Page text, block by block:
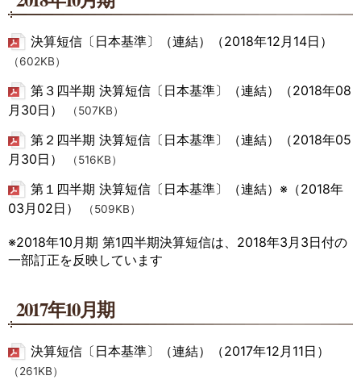
決算短信〔日本基準〕（連結）（2018年12月14日）
（602KB）
第３四半期 決算短信〔日本基準〕（連結）（2018年08
月30日）
（507KB）
第２四半期 決算短信〔日本基準〕（連結）（2018年05
月30日）
（516KB）
第１四半期 決算短信〔日本基準〕（連結）※（2018年
03月02日）
（509KB）
※2018年10月期 第1四半期決算短信は、2018年3月3日付の
一部訂正を反映しています
2017年10月期
決算短信〔日本基準〕（連結）（2017年12月11日）
（261KB）